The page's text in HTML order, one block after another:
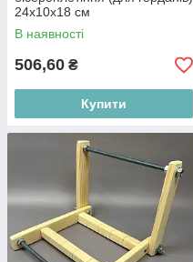
24х10х18 см
В наявності
506,60 ₴
Купити